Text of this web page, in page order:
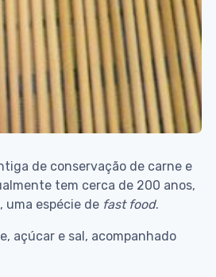
de conservação de carne e
tem cerca de 200 anos,
uma espécie de fast food.
açúcar e sal, acompanhado